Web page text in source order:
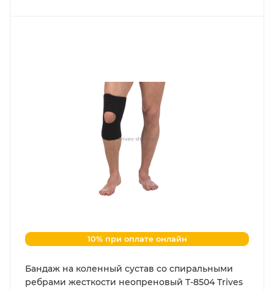
10% при оплате онлайн
Бандаж на коленный сустав со спиральными
ребрами жесткости неопреновый Т-8504 Trives